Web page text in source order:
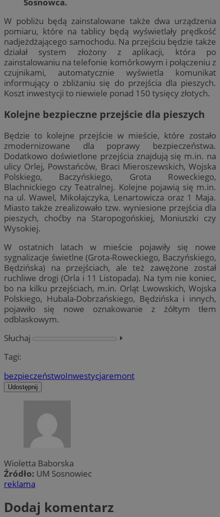
W pobliżu będą zainstalowane także dwa urządzenia
pomiaru, które na tablicy będą wyświetlały prędkość
nadjeżdżającego samochodu. Na przejściu będzie także
działał system złożony z aplikacji, która po
zainstalowaniu na telefonie komórkowym i połączeniu z
czujnikami, automatycznie wyświetla komunikat
informujący o zbliżaniu się do przejścia dla pieszych.
Koszt inwestycji to niewiele ponad 150 tysięcy złotych.
Kolejne bezpieczne przejście dla pieszych
Będzie to kolejne przejście w mieście, które zostało
zmodernizowane dla poprawy bezpieczeństwa.
Dodatkowo doświetlone przejścia znajdują się m.in. na
ulicy Orlej, Powstańców, Braci Mieroszewskich, Wojska
Polskiego, Baczyńskiego, Grota Roweckiego,
Blachnickiego czy Teatralnej. Kolejne pojawią się m.in.
na ul. Wawel, Mikołajczyka, Lenartowicza oraz 1 Maja.
Miasto także zrealizowało tzw. wyniesione przejścia dla
pieszych, choćby na Staropogońskiej, Moniuszki czy
Wysokiej.
W ostatnich latach w mieście pojawiły się nowe
sygnalizacje świetlne (Grota-Roweckiego, Baczyńskiego,
Będzińska) na przejściach, ale też zawężone został
ruchliwe drogi (Orla i 11 Listopada). Na tym nie koniec,
bo na kilku przejściach, m.in. Orląt Lwowskich, Wojska
Polskiego, Hubala-Dobrzańskiego, Będzińska i innych,
pojawiło się nowe oznakowanie z żółtym tłem
odblaskowym.
Słuchaj
⏵︎
Tagi:
bezpieczeństwoInwestycjaremont
Udostępnij
Wioletta Baborska
Źródło: UM Sosnowiec
reklama
Dodaj komentarz